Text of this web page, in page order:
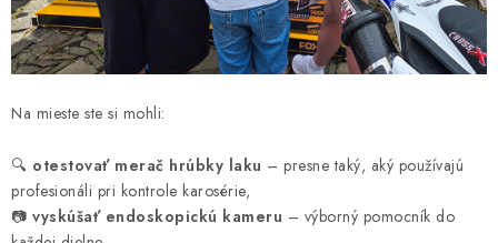
Na mieste ste si mohli:
🔍 otestovať merač hrúbky laku – presne taký, aký používajú
profesionáli pri kontrole karosérie,
📷 vyskúšať endoskopickú kameru – výborný pomocník do